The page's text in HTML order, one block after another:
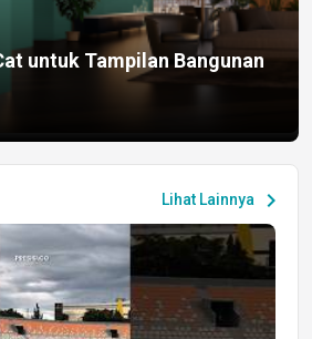
untuk Tampilan Bangunan
Lihat Lainnya chevron_right